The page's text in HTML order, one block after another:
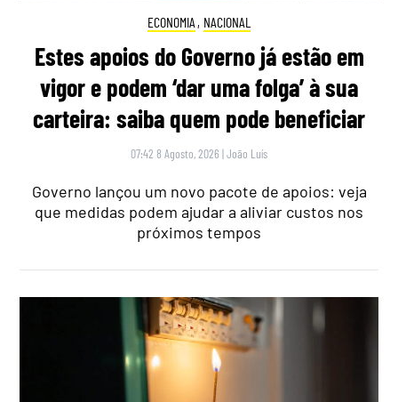
ECONOMIA , NACIONAL
Estes apoios do Governo já estão em
vigor e podem ‘dar uma folga’ à sua
carteira: saiba quem pode beneficiar
07:42 8 Agosto, 2026 |João Luís
Governo lançou um novo pacote de apoios: veja
que medidas podem ajudar a aliviar custos nos
próximos tempos